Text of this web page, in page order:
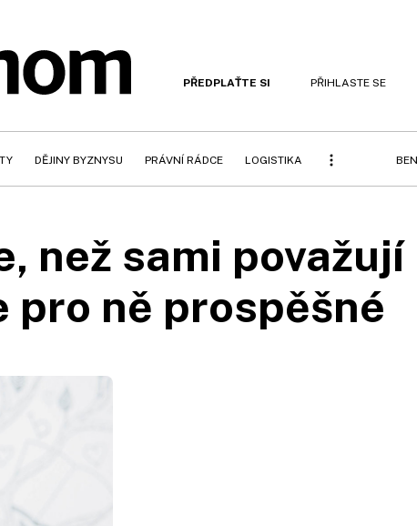
PŘEDPLAŤTE SI PŘIHLASTE SE
DĚJINY BYZNYSU PRÁVNÍ RÁDCE LOGISTIKA
než sami považují
pro ně prospěšné